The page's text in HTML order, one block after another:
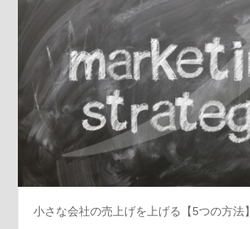
小さな会社の売上げを上げる【5つの方法】